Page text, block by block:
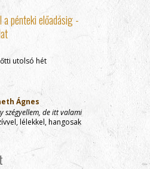
pénteki előadásig -
utolsó hét
Ágnes
szégyellem, de itt valami
lélekkel, hangosak